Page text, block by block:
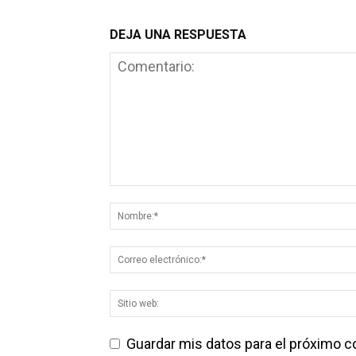
DEJA UNA RESPUESTA
Guardar mis datos para el próximo